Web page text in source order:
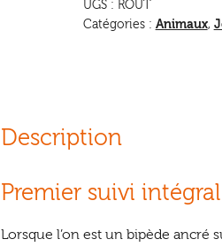
UGS : ROUT
Catégories : Animaux,
Description
Premier suivi
Lorsque l’on est un bipède ancré